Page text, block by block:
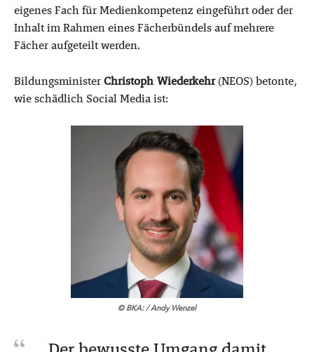
eigenes Fach für Medienkompetenz eingeführt oder der
Inhalt im Rahmen eines Fächerbündels auf mehrere
Fächer aufgeteilt werden.
BildungsministerChristoph Wiederkehr(NEOS) betonte,
wie schädlich Social Media ist:
© BKA: / Andy Wenzel